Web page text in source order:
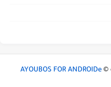
AYOUBOS FOR ANDROIDe